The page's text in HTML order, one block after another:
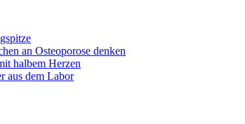
an Osteoporose denken
halbem Herzen
aus dem Labor